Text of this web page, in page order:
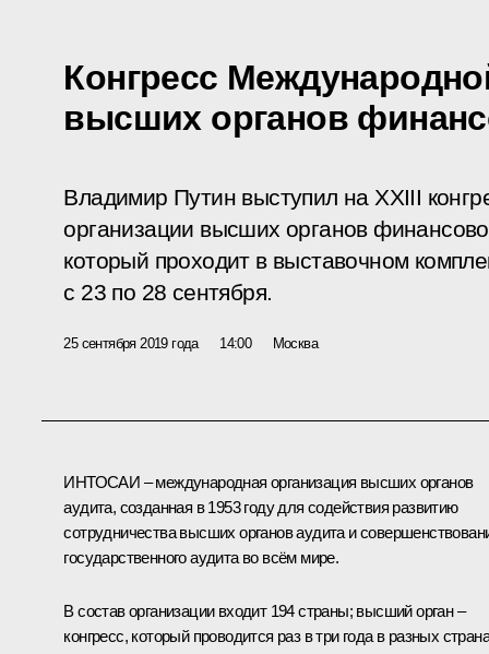
Конгресс
высших органов
Владимир Путин выступил на XXIII
организации высших органов
который проходит в выставочном
с 23 по 28 сентября.
25 сентября 2019 года 14:00 Москва
ИНТОСАИ – международная организация высших органов
аудита, созданная в 1953 году для содействия развитию
сотрудничества высших органов аудита и
государственного аудита во всём мире.
В состав организации входит 194 страны; высший орган –
конгресс, который проводится раз в три года в разных